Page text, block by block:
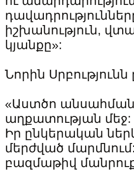
իշխանություն,
կյանքը»:
Նորին Սրբությունն
«Աստծո
աղքատության մեջ:
Իր ընկերական
մերժված
բազմաթիվ